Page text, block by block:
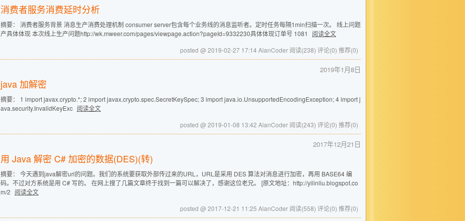
消费者服务消费延时分析
摘要： 消费者服务背景 消息生产消费处理机制 consumer server包含每个业务线的消息监听者。定时任务每隔1min扫描一次。 线上问题
产具体体现 本次线上生产问题http://wk.mweer.com/pages/viewpage.action?pageId=9332230具体体现订单号 1081
阅读全文
posted @ 2019-02-27 17:14 AlanCoder 阅读(238) 评论(0) 推荐(0)
2019年1月8日
java 加解密
摘要： 1 import javax.crypto.*; 2 import javax.crypto.spec.SecretKeySpec; 3 import java.io.UnsupportedEncodingException; 4 import j
ava.security.InvalidKeyExc 阅读全文
posted @ 2019-01-08 13:42 AlanCoder 阅读(243) 评论(0) 推荐(0)
2017年12月21日
用 Java 解密 C# 加密的数据(DES)(转)
摘要： 今天遇到java解密url的问题。我们的系统要获取外部传过来的URL，URL是采用 DES 算法对消息进行加密，再用 BASE64 编
码。不过对方系统是用 C# 写的。 在网上搜了几篇文章终于找到一篇可以解决了，感谢这位老兄。 [原文地址：http://yilinliu.blogspot.co
m/2 阅读全文
posted @ 2017-12-21 11:25 AlanCoder 阅读(558) 评论(0) 推荐(0)